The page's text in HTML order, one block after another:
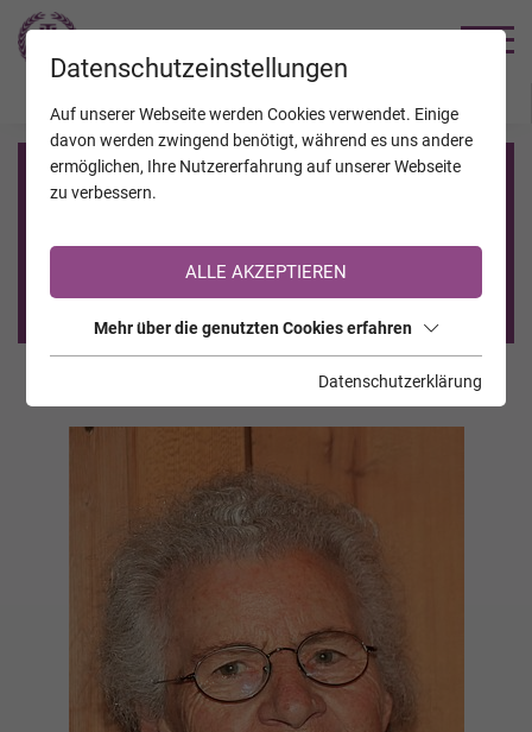
Registrierung auf TrauerHilfe.it
Sie sind noch nicht auf TrauerHilfe.it registriert?
>> zur kostenlosen Registrierung <<
Datenschutzeinstellungen
Auf unserer Webseite werden Cookies verwendet. Einige
davon werden zwingend benötigt, während es uns andere
ermöglichen, Ihre Nutzererfahrung auf unserer Webseite
zu verbessern.
ALLE AKZEPTIEREN
Mehr über die genutzten Cookies erfahren
Datenschutzerklärung
JAHRESTAGE KALENDER VERSTORBENE